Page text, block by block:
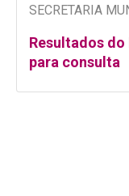
SECRETARIA
Resultados
para consulta